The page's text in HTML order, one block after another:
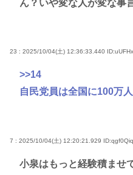
ん？いや変な人が変な事
23 : 2025/10/04(土) 12:36:33.440
>>14
自民党員は全国に100万
7 : 2025/10/04(土) 12:20:21.929
小泉はもっと経験積ませ